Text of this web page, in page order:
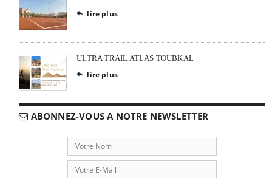
 lire plus
ULTRA TRAIL ATLAS TOUBKAL
 lire plus
ABONNEZ-VOUS A NOTRE NEWSLETTER